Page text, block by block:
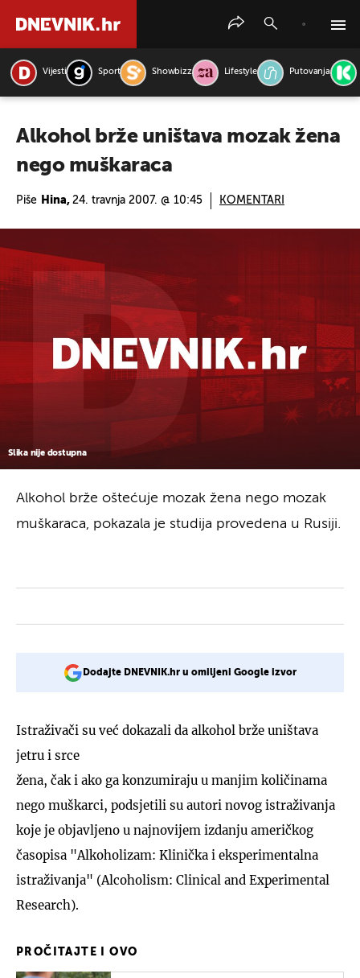
Vijesti Sport Showbizz Lifestyle Putovanja
Alkohol brže uništava mozak žena
nego muškaraca
Piše Hina, 24. travnja 2007. @ 10:45 KOMENTARI
Slika nije dostupna
Alkohol brže oštećuje mozak žena nego mozak
muškaraca, pokazala je studija provedena u Rusiji.
Dodajte DNEVNIK.hr u omiljeni Google izvor
Istraživači su već dokazali da alkohol brže uništava
jetru i srce
žena, čak i ako ga konzumiraju u manjim količinama
nego muškarci, podsjetili su autori novog istraživanja
koje je objavljeno u najnovijem izdanju američkog
časopisa "Alkoholizam: Klinička i eksperimentalna
istraživanja" (Alcoholism: Clinical and Experimental
Research).
PROČITAJTE I OVO
PRETRAŽITE VIJESTI